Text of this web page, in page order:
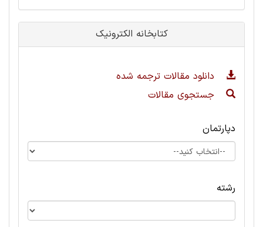
کتابخانه الکترونیک
دانلود مقالات ترجمه شده
جستجوی مقالات
دپارتمان
رشته